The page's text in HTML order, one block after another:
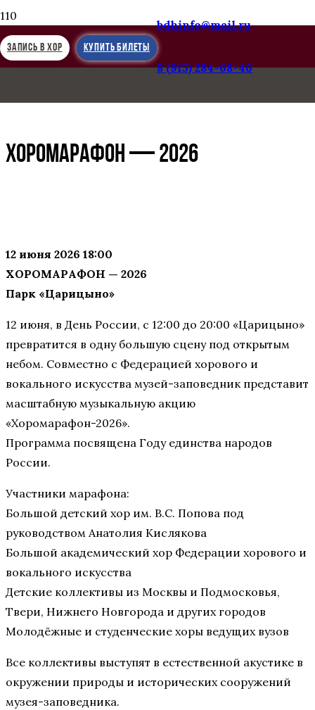
ЗАПИСЬ В ХОР КУПИТЬ БИЛЕТЫ
bdhinfo@mail.ru
8 (915) 284-68-46
Следующая запись
ХОРОМАРАФОН — 2026
12 июня 2026 18:00
ХОРОМАРАФОН — 2026
Парк «Царицыно»
12 июня, в День России, с 12:00 до 20:00 «Царицыно»
превратится в одну большую сцену под открытым
небом. Совместно с Федерацией хорового и
вокального искусства музей-заповедник представит
масштабную музыкальную акцию
«Хоромарафон-2026».
Программа посвящена Году единства народов
России.
Участники марафона:
Большой детский хор им. В.С. Попова под
руководством Анатолия Кислякова
Большой академический хор Федерации хорового и
вокального искусства
Детские коллективы из Москвы и Подмосковья,
Твери, Нижнего Новгорода и других городов
Молодёжные и студенческие хоры ведущих вузов
Все коллективы выступят в естественной акустике в
окружении природы и исторических сооружений
музея-заповедника.